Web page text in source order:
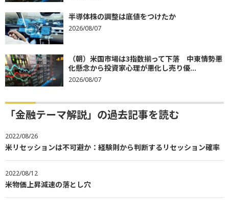
半導体株の調整は底値をつけたか
2026/08/07
（朝）米国市場は3指数揃って下落 中東情勢悪
化懸念から投資家心理が悪化し売り優...
2026/08/07
「金融テーマ解説」の過去記事を読む
2022/08/26
米リセッションは不可避か：経験則から判断するリセッション確率
2022/08/12
米物価上昇減速の落とし穴